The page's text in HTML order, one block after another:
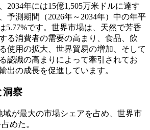
2034年には15億1,505万米ドルに達す
予測期間（2026年～2034年）中の年平
5.77%です。世界市場は、天然で芳香
る消費者の需要の高まり、食品、飲
使用の拡大、世界貿易の増加、そして
認識の高まりによって牽引されてお
出の成長を促進しています。
洞察
域が最大の市場シェアを占め、世界市
めた。